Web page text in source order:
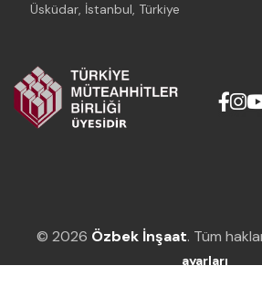
Üsküdar, İstanbul, Türkiye
© 2026 Özbek İnşaat. Tüm
ayarları